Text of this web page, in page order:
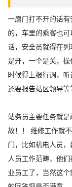
一扇门打不开的话
的，车里的乘客也
话，安全员就得在
是开，一个是关，
时候得上报行调，
还要报告站区领导等
站务员主要任务就
故！！ 维修工作就
门，比如机电人员
人员工作范畴，他
业员工了，当然这